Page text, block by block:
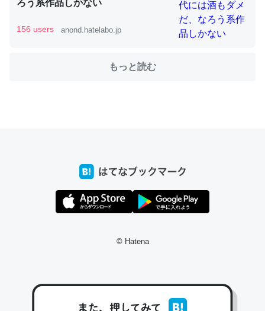
─たまにLINEするくらいだった遠方の父67歳と僕。ITツール導入で
コミュニケーションが劇的に変化した｜tayorini by LIFULL介護
コミュニケーションが劇的に変化した｜tayorini by LIFULL介護
私も3年前ぐらいに祖母の家に設置した。ポケットWifiみ
https://toyoshi.hatenablog.com/entry/2019/05/15/1805
ろう系作品しかない
156 users anond.hatelabo.jp
もっと読む
© Hatena